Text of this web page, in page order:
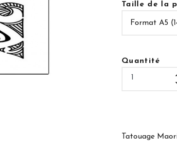
Taille de la
Quantité
Tatouage